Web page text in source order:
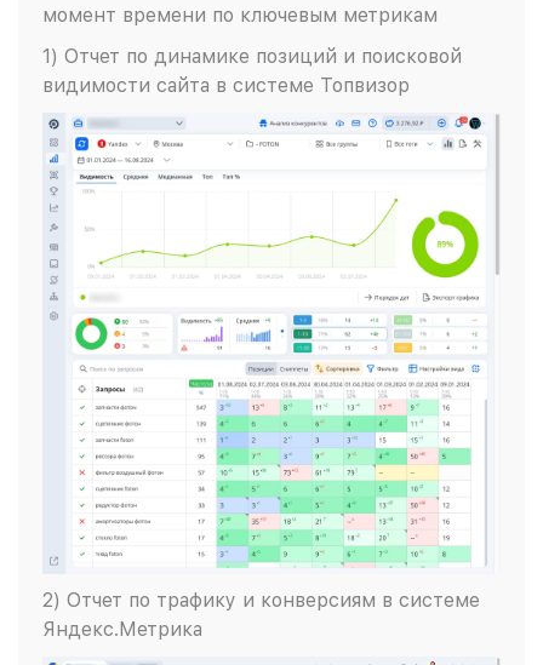
момент времени по ключевым метрикам
1) Отчет по динамике позиций и поисковой
видимости сайта в системе Топвизор
2) Отчет по трафику и конверсиям в системе
Яндекс.Метрика